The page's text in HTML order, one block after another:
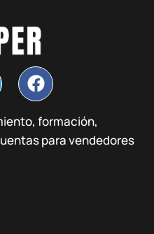
F
a
c
e
b
formación,
para vendedores